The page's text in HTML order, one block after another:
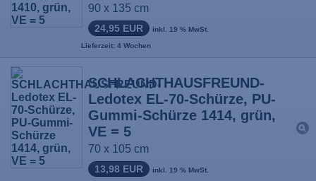
90 x 135 cm
24,95 EUR inkl. 19 % MwSt.
Lieferzeit: 4 Wochen
SCHLACHTHAUSFREUND-
Ledotex EL-70-Schürze, PU-
Gummi-Schürze 1414, grün,
VE = 5
70 x 105 cm
13,98 EUR inkl. 19 % MwSt.